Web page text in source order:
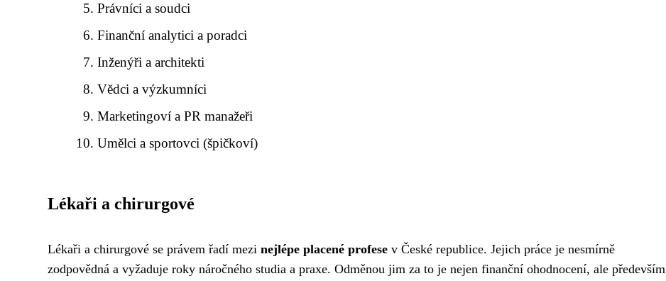
Právníci a soudci
Finanční analytici a poradci
Inženýři a architekti
Vědci a výzkumníci
Marketingoví a PR manažeři
Umělci a sportovci (špičkoví)
Lékaři a chirurgové
Lékaři a chirurgové se právem řadí mezi nejlépe placené profese v České republice. Jejich práce je nesmírně
zodpovědná a vyžaduje roky náročného studia a praxe. Odměnou jim za to je nejen finanční ohodnocení, ale především